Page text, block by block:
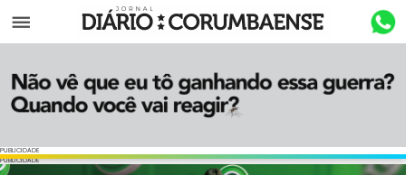
Menu
PUBLICIDADE
PUBLICIDADE